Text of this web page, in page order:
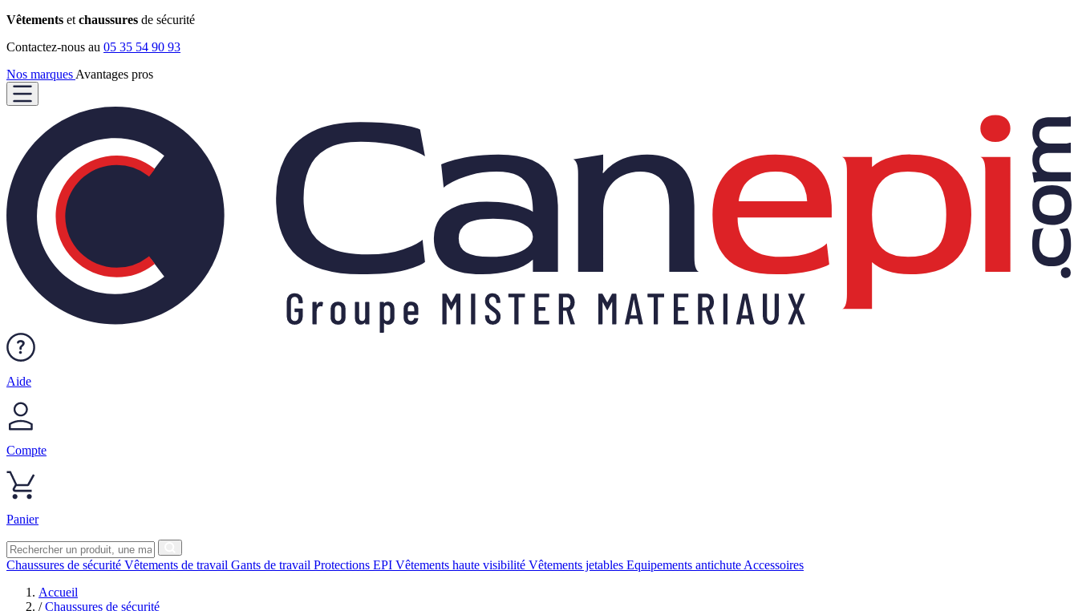
Vêtements et chaussures de sécurité
Contactez-nous au 05 35 54 90 93
Nos marques Avantages pros
Aide
Compte
Panier
Chaussures de sécurité Vêtements de travail Gants de travail Protections EPI Vêtements haute visibilité Vêtements jetables Equipements antichute Accessoires
Accueil
/ Chaussures de sécurité